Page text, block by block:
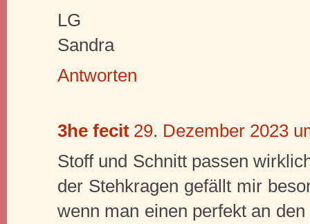
LG
Sandra
Antworten
3he fecit 29. Dezember 2023
Stoff und Schnitt passen
der Stehkragen gefällt mir
wenn man einen perfekt an